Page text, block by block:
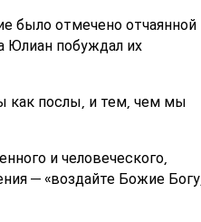
было отмечено отчаянной
Юлиан побуждал их
как послы, и тем, чем мы
и человеческого,
— «воздайте Божие Богу,